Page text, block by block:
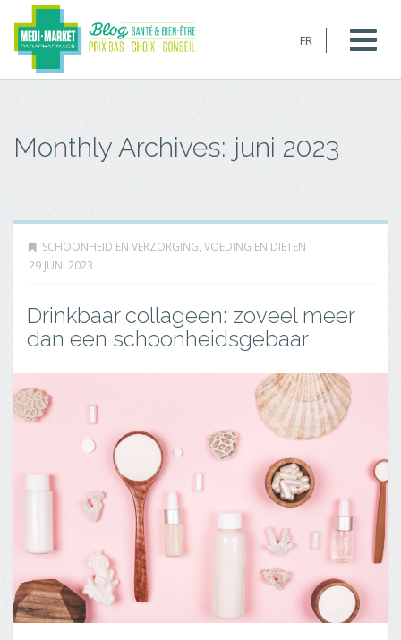
FR
Monthly Archives: juni 2023
SCHOONHEID EN VERZORGING, VOEDING EN DIETEN
29 JUNI 2023
Drinkbaar collageen: zoveel meer
dan een schoonheidsgebaar